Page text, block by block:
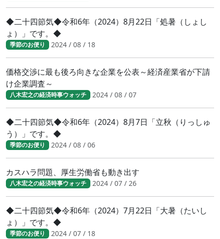
◆二十四節気◆令和6年（2024）8月22日「処暑（しょし
ょ）」です。◆
季節のお便り 2024 / 08 / 18
価格交渉に最も後ろ向きな企業を公表～経済産業省が下請
け企業調査～
八木宏之の経済時事ウォッチ 2024 / 08 / 07
◆二十四節気◆令和6年（2024）8月7日「立秋（りっしゅ
う）」です。◆
季節のお便り 2024 / 08 / 06
カスハラ問題、厚生労働省も動き出す
八木宏之の経済時事ウォッチ 2024 / 07 / 26
◆二十四節気◆令和6年（2024）7月22日「大暑（たいし
ょ）」です。◆
季節のお便り 2024 / 07 / 18